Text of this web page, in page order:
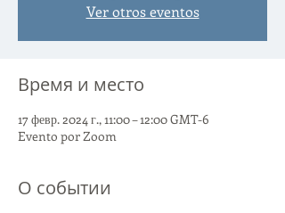
Ver otros eventos
Время и место
17 февр. 2024 г., 11:00 – 12:00 GMT-6
Evento por Zoom
О событии